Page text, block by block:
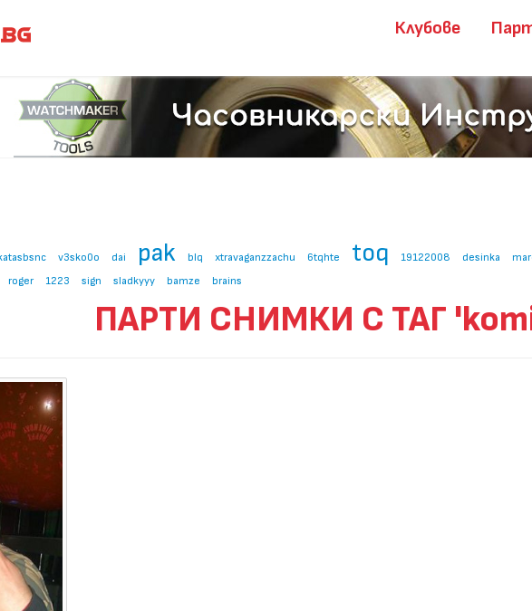
Клубове
v3sko0o dai pak blq xtravaganzzachu 6tqhte toq 19122008 desinka
roger 1223 sign sladkyyy bamze brains
ПАРТИ СНИМКИ С ТАГ